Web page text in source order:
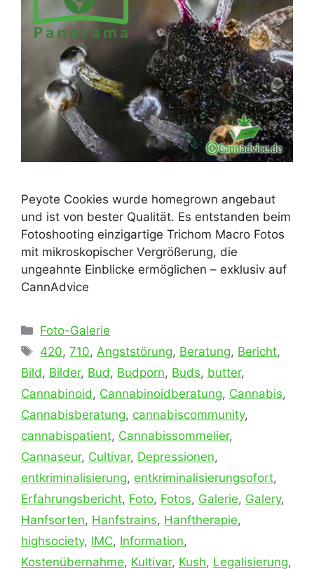
Peyote Cookies wurde homegrown angebaut
und ist von bester Qualität. Es entstanden beim
Fotoshooting einzigartige Trichom Macro Fotos
mit mikroskopischer Vergrößerung, die
ungeahnte Einblicke ermöglichen – exklusiv auf
CannAdvice
Kategorien
Foto-Galerie
Schlagwörter
420,710, Angststörung, Beratung, Bericht,
Bild , Bilder, Bud , Budporn, Buds, butter,
Cannabinoid , Cannabinoidberatung, Cannabis,
Cannabisberatung, cannabiscommunity,
cannabispatient, Cannabissommelier,
Cannaseur, Cultivar, Depressionen,
entkriminalisierung, entkriminalisierungsofort,
Erfahrungsbericht, Foto, Fotos, Galerie, Galery,
Hanfsorten, Hanfstrains, Hanftherapie,
highsociety, IMC, Information,
Kostenübernahme, Kultivar, Kush, Legalisierung,